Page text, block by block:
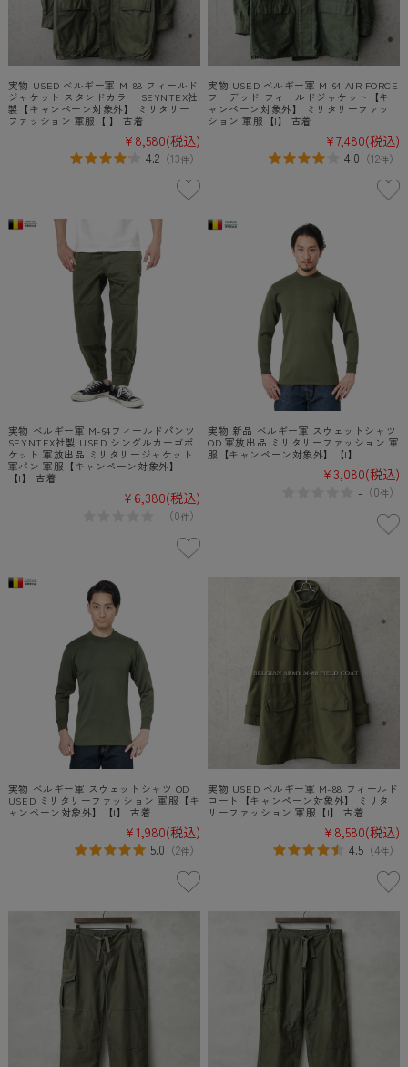
実物 USED ベルギー軍 M-88 フィールド
ジャケット スタンドカラー SEYNTEX社
製【キャンペーン対象外】 ミリタリー
ファッション 軍服【I】 古着
¥8,580(税込)
4.2（13件）
実物 USED ベルギー軍 M-64 AIR FORCE
フーデッド フィールドジャケット【キ
ャンペーン対象外】 ミリタリーファッ
ション 軍服【I】 古着
¥7,480(税込)
4.0 （12件）
実物 ベルギー軍 M-64フィールドパンツ
SEYNTEX社製 USED シングルカーゴポ
ケット 軍放出品 ミリタリージャケット
軍パン 軍服【キャンペーン対象外】
【I】 古着
¥6,380(税込)
-（0件）
実物 新品 ベルギー軍 スウェットシャツ
OD 軍放出品 ミリタリーファッション 軍
服【キャンペーン対象外】【I】
¥3,080(税込)
- （0件）
実物 ベルギー軍 スウェットシャツ OD
USED ミリタリーファッション 軍服【キ
ャンペーン対象外】【I】 古着
¥1,980(税込)
5.0 （2件）
実物 USED ベルギー軍 M-88 フィールド
コート【キャンペーン対象外】 ミリタ
リーファッション 軍服【I】 古着
¥8,580(税込)
4.5 （4件）